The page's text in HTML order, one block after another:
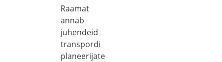
Raamat
annab
juhendeid
transpordi
planeerijate